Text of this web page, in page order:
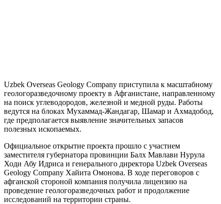
Uzbek Overseas Geology Company приступила к масштабному
геологоразведочному проекту в Афганистане, направленному
на поиск углеводородов, железной и медной руды. Работы
ведутся на блоках Мухаммад-Жандагар, Шамар и Ахмадобод,
где предполагается выявление значительных запасов
полезных ископаемых.
Официальное открытие проекта прошло с участием
заместителя губернатора провинции Балх Мавлави Нурула
Ходи Абу Идриса и генерального директора Uzbek Overseas
Geology Company Хайита Омонова. В ходе переговоров с
афганской стороной компания получила лицензию на
проведение геологоразведочных работ и продолжение
исследований на территории страны.